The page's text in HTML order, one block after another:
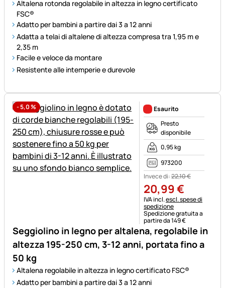
Altalena rotonda regolabile in altezza in legno certificato
FSC®
Adatto per bambini a partire dai 3 a 12 anni
Adatta a telai di altalene di altezza compresa tra 1,95 m e
2,35 m
Facile e veloce da montare
Resistente alle intemperie e durevole
-5,0%
Seggiolino in legno per altalena, regolabile in
altezza 195-250 cm, 3-12 anni, portata fino a
50 kg
Altalena regolabile in altezza in legno certificato FSC®
Adatto per bambini a partire dai 3 a 12 anni
Esaurito
Presto
disponibile
0,95 kg
973200
Invece di:22,10€
20,99€
Informazioni fiscali:
IVA incl.escl. spese di
spedizione
Spedizione gratuita a
partire da 149 €